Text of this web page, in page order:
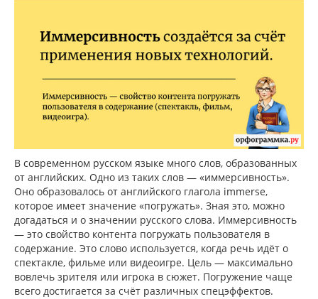
В современном русском языке много слов, образованных
от английских. Одно из таких слов — «иммерсивность».
Оно образовалось от английского глагола immerse,
которое имеет значение «погружать». Зная это, можно
догадаться и о значении русского слова. Иммерсивность
— это свойство контента погружать пользователя в
содержание. Это слово используется, когда речь идёт о
спектакле, фильме или видеоигре. Цель — максимально
вовлечь зрителя или игрока в сюжет. Погружение чаще
всего достигается за счёт различных спецэффектов.